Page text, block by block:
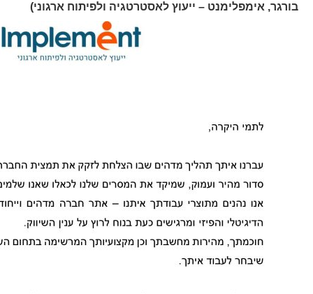
בורגר, אימפלימנט – ייעוץ לאסטרטגיה ולפיתוח ארגוני)